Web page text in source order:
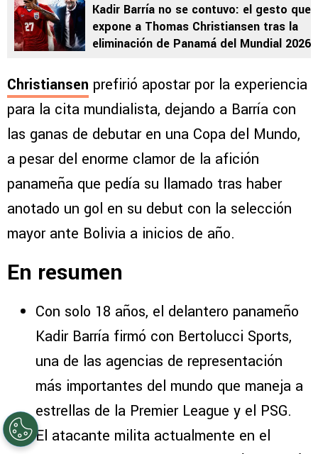
Kadir Barría no se contuvo: el gesto que
expone a Thomas Christiansen tras la
eliminación de Panamá del Mundial 2026
Christiansen prefirió apostar por la experiencia
para la cita mundialista, dejando a Barría con
las ganas de debutar en una Copa del Mundo,
a pesar del enorme clamor de la afición
panameña que pedía su llamado tras haber
anotado un gol en su debut con la selección
mayor ante Bolivia a inicios de año.
En resumen
Con solo 18 años, el delantero panameño
Kadir Barría firmó con Bertolucci Sports,
una de las agencias de representación
más importantes del mundo que maneja a
estrellas de la Premier League y el PSG.
El atacante milita actualmente en el